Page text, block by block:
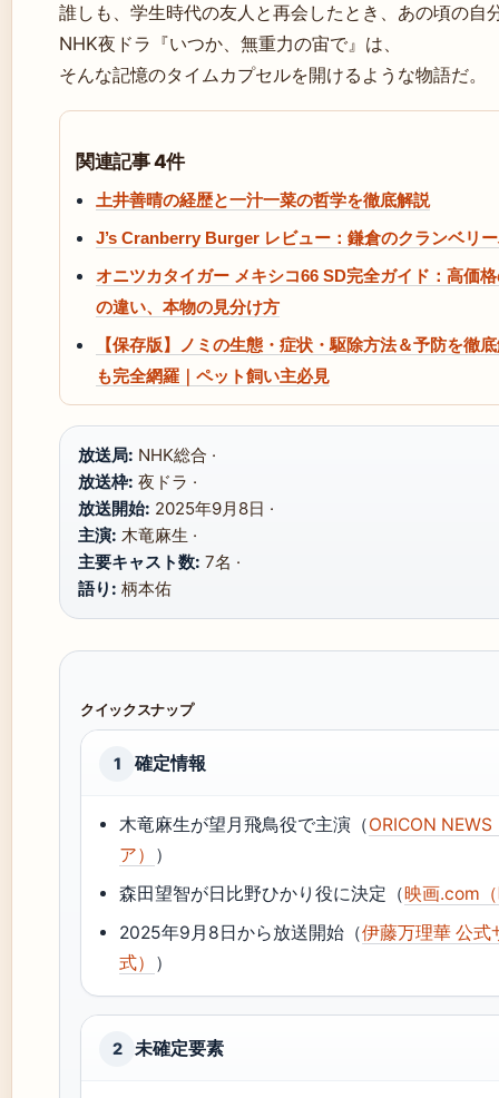
誰しも、学生時代の友人と再会したとき、あの頃の自
NHK夜ドラ『いつか、無重力の宙で』は、
そんな記憶のタイムカプセルを開けるような物語だ。
関連記事 4件
土井善晴の経歴と一汁一菜の哲学を徹底解説
J’s Cranberry Burger レビュー：鎌倉のクランベリ
オニツカタイガー メキシコ66 SD完全ガイド：高価
の違い、本物の見分け方
【保存版】ノミの生態・症状・駆除方法＆予防を徹
も完全網羅｜ペット飼い主必見
放送局: NHK総合 ·
放送枠: 夜ドラ ·
放送開始: 2025年9月8日 ·
主演: 木竜麻生 ·
主要キャスト数: 7名 ·
語り: 柄本佑
クイックスナップ
1 確定情報
木竜麻生が望月飛鳥役で主演（ORICON
ア） ）
森田望智が日比野ひかり役に決定（映画.com
2025年9月8日から放送開始（伊藤万理華 公式
式） ）
2 未確定要素